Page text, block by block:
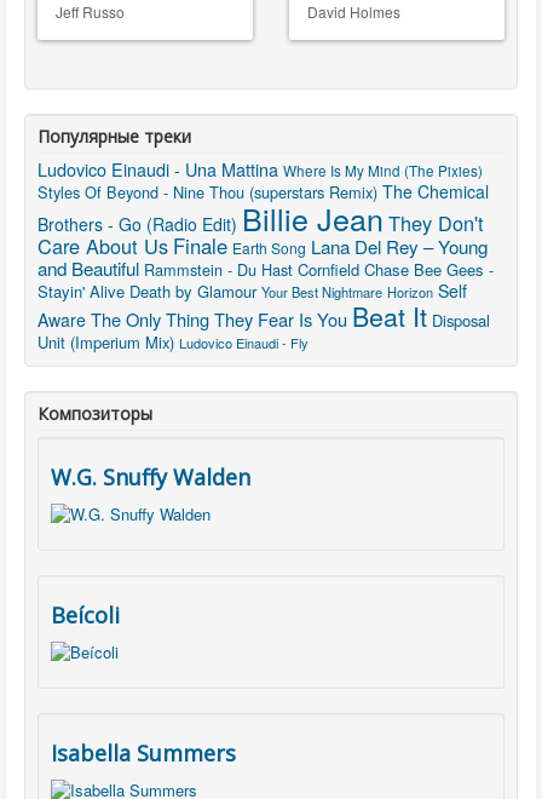
Jeff Russo David Holmes
Популярные треки
Ludovico Einaudi - Una Mattina Where Is My Mind (The Pixies)
Styles Of Beyond - Nine Thou (superstars Remix) The Chemical
Brothers - Go (Radio Edit) Billie Jean They Don't
Care About Us Finale Earth Song Lana Del Rey – Young
and Beautiful Rammstein - Du Hast Cornfield Chase Bee Gees -
Stayin' Alive Death by Glamour Your Best Nightmare Horizon Self
Aware The Only Thing They Fear Is You Beat It Disposal
Unit (Imperium Mix) Ludovico Einaudi - Fly
Композиторы
W.G. Snuffy Walden
Beícoli
Isabella Summers